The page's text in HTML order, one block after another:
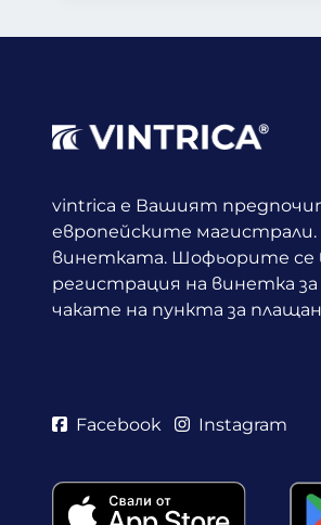
vintrica е Вашият
европейските
винетката. Шофьорите се
регистрация на винетка
чакате на пункта за
Facebook Instagram